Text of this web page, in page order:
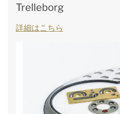
Trelleborg
詳細はこちら